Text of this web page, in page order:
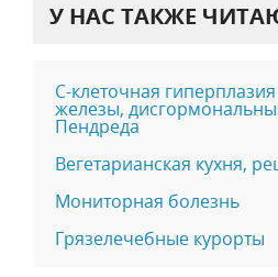
У НАС ТАКЖЕ
C-клеточная
железы,
Пендреда
Вегетарианская кухня,
Мониторная болезнь
Грязелечебные курорты